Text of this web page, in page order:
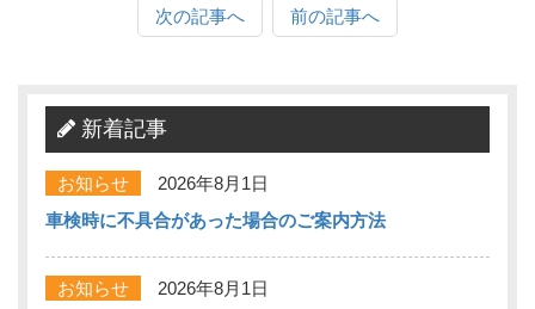
次の記事へ 前の記事へ
新着記事
お知らせ
2026年8月1日
車検時に不具合があった場合のご案内方法
お知らせ
2026年8月1日